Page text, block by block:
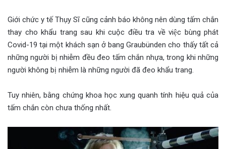
Giới chức y tế Thụy Sĩ cũng cảnh báo không nên dùng tấm chắn
thay cho khẩu trang sau khi cuộc điều tra về việc bùng phát
Covid-19 tại một khách sạn ở bang Graubünden cho thấy tất cả
những người bị nhiễm đều đeo tấm chắn nhựa, trong khi những
người không bị nhiễm là những người đã đeo khẩu trang.
Tuy nhiên, bằng chứng khoa học xung quanh tính hiệu quả của
tấm chắn còn chưa thống nhất.